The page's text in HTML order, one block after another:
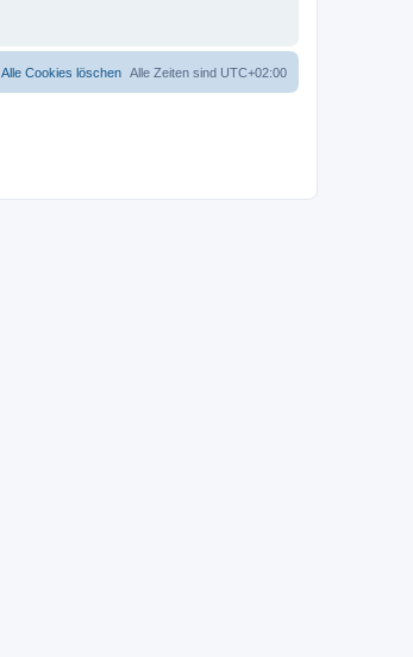
Alle Zeiten sind UTC+02:00
Alle Cookies löschen